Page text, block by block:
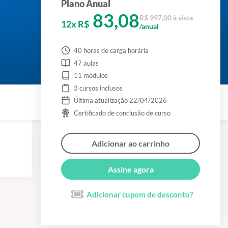
Plano Anual
12x R$ 83,08R$ 997,00 à vista
/anual
40 horas de carga horária
47 aulas
11 módulos
3 cursos inclusos
Última atualização 22/04/2026
Certificado de conclusão de curso
Adicionar ao carrinho
Assine agora
Adicionar cupom de desconto?